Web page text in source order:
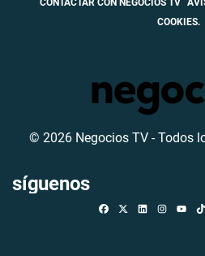
COOKIES.
© 2026 Negocios TV - Todos
síguenos
FacebookLinkedinInstagram